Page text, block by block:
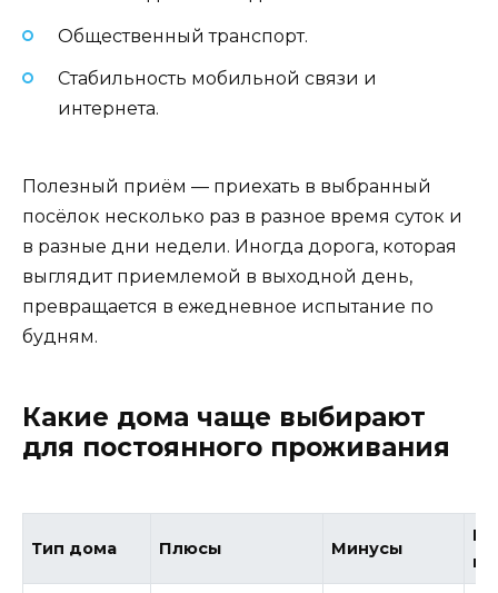
Общественный транспорт.
Стабильность мобильной связи и
интернета.
Полезный приём — приехать в выбранный
посёлок несколько раз в разное время суток и
в разные дни недели. Иногда дорога, которая
выглядит приемлемой в выходной день,
превращается в ежедневное испытание по
будням.
Какие дома чаще выбирают
для постоянного проживания
Тип дома Плюсы Минусы